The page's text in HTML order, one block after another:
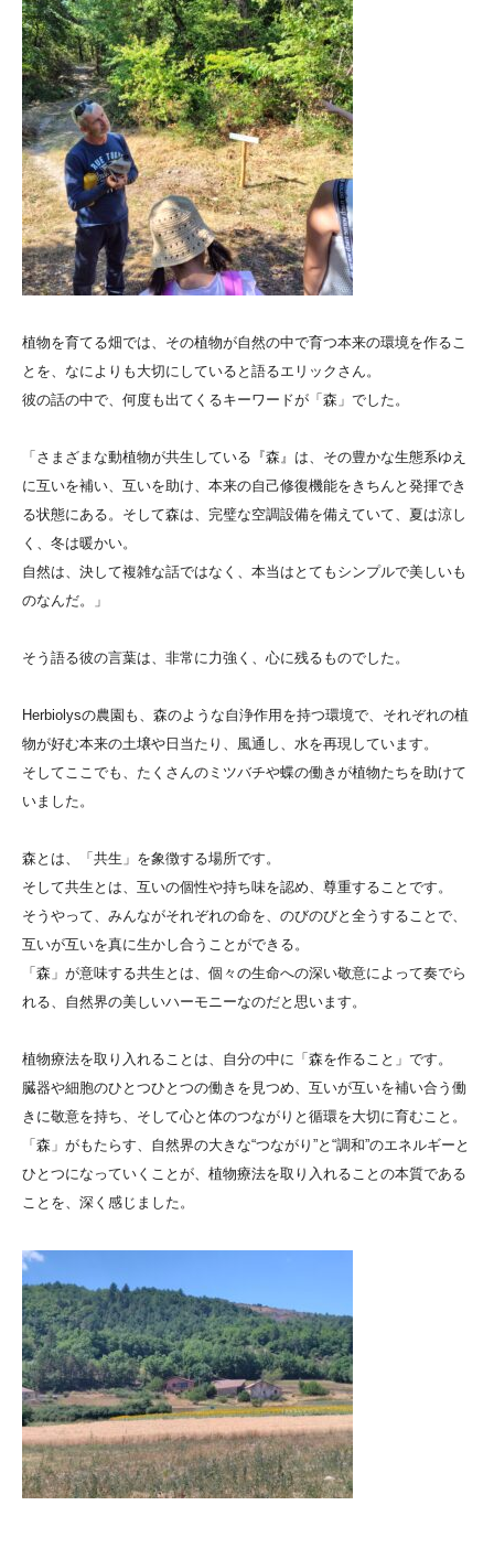
植物を育てる畑では、その植物が自然の中で育つ本来の環境を作るこ
とを、なによりも大切にしていると語るエリックさん。
彼の話の中で、何度も出てくるキーワードが「森」でした。
「さまざまな動植物が共生している『森』は、その豊かな生態系ゆえ
に互いを補い、互いを助け、本来の自己修復機能をきちんと発揮でき
る状態にある。そして森は、完璧な空調設備を備えていて、夏は涼し
く、冬は暖かい。
自然は、決して複雑な話ではなく、本当はとてもシンプルで美しいも
のなんだ。」
そう語る彼の言葉は、非常に力強く、心に残るものでした。
Herbiolysの農園も、森のような自浄作用を持つ環境で、それぞれの植
物が好む本来の土壌や日当たり、風通し、水を再現しています。
そしてここでも、たくさんのミツバチや蝶の働きが植物たちを助けて
いました。
森とは、「共生」を象徴する場所です。
そして共生とは、互いの個性や持ち味を認め、尊重することです。
そうやって、みんながそれぞれの命を、のびのびと全うすることで、
互いが互いを真に生かし合うことができる。
「森」が意味する共生とは、個々の生命への深い敬意によって奏でら
れる、自然界の美しいハーモニーなのだと思います。
植物療法を取り入れることは、自分の中に「森を作ること」です。
臓器や細胞のひとつひとつの働きを見つめ、互いが互いを補い合う働
きに敬意を持ち、そして心と体のつながりと循環を大切に育むこと。
「森」がもたらす、自然界の大きな“つながり”と“調和”のエネルギーと
ひとつになっていくことが、植物療法を取り入れることの本質である
ことを、深く感じました。